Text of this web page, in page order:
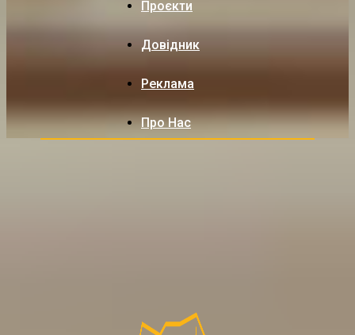
Проєкти
Довідник
Реклама
Про Нас